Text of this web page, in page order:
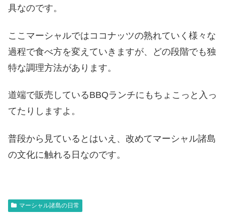
具なのです。
ここマーシャルではココナッツの熟れていく様々な
過程で食べ方を変えていきますが、どの段階でも独
特な調理方法があります。
道端で販売しているBBQランチにもちょこっと入っ
てたりしますよ。
普段から見ているとはいえ、改めてマーシャル諸島
の文化に触れる日なのです。
マーシャル諸島の日常